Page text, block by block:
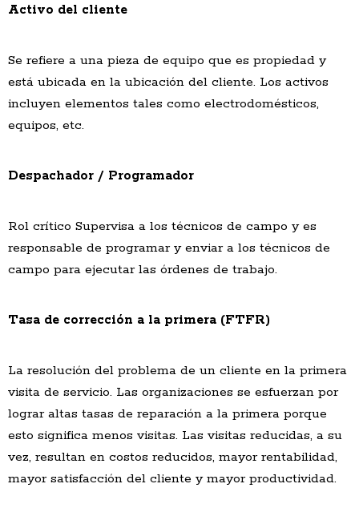
Activo del cliente
Se refiere a una pieza de equipo que es propiedad y
está ubicada en la ubicación del cliente. Los activos
incluyen elementos tales como electrodomésticos,
equipos, etc.
Despachador / Programador
Rol crítico Supervisa a los técnicos de campo y es
responsable de programar y enviar a los técnicos de
campo para ejecutar las órdenes de trabajo.
Tasa de corrección a la primera (FTFR)
La resolución del problema de un cliente en la primera
visita de servicio. Las organizaciones se esfuerzan por
lograr altas tasas de reparación a la primera porque
esto significa menos visitas. Las visitas reducidas, a su
vez, resultan en costos reducidos, mayor rentabilidad,
mayor satisfacción del cliente y mayor productividad.